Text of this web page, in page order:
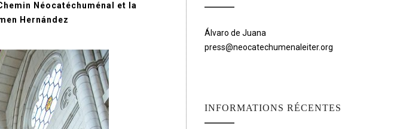
Néocatéchuménal et la
Hernández
Álvaro de Juana
press@neocatechumenaleiter.org
INFORMATIONS RÉCENTES